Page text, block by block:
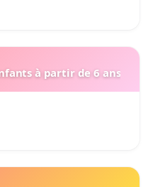
à partir de 6 ans